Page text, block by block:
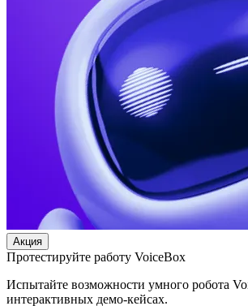
Акция
Протестируйте работу VoiceBox
Испытайте возможности умного робота
интерактивных демо-кейсах.